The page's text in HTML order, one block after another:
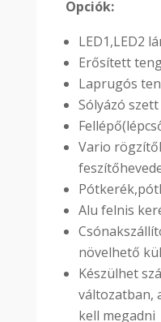
Opciók:
LED1,LED2
Erősített
Laprugós
Sólyázó szett
Vario
Alu felnis
növelhető
Készülhet
változatban,
kell megadni